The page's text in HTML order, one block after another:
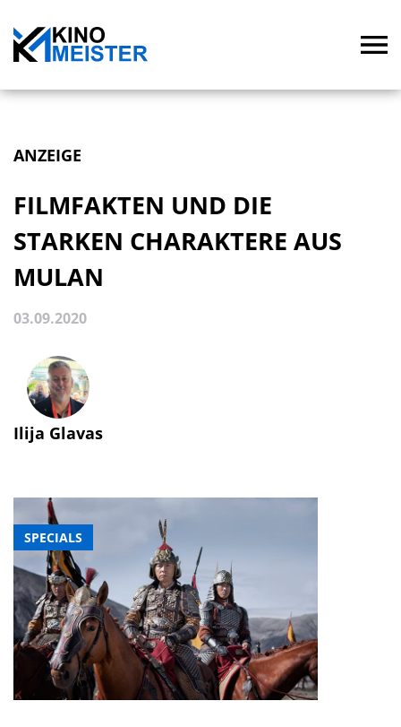
ANZEIGE
SPECIALS
FILMFAKTEN UND DIE
STARKEN CHARAKTERE AUS
MULAN
03.09.2020
Ilija Glavas